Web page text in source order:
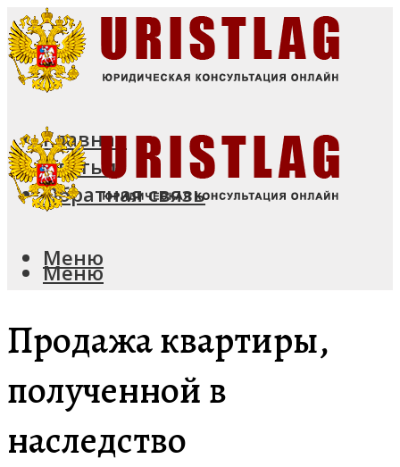
Главная
Статьи
Обратная связь
Меню
Меню
Продажа квартиры,
полученной в
наследство